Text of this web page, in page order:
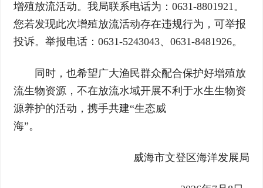
增殖放流活动。我局联系电话为：0631-8801921。
您若发现此次增殖放流活动存在违规行为，可举报
投诉。举报电话：0631-5243043、0631-8481926。
同时，也希望广大渔民群众配合保护好增殖放
流生物资源，不在放流水域开展不利于水生生物资
源养护的活动，携手共建“生态威
海”。
威海市文登区海洋发展局